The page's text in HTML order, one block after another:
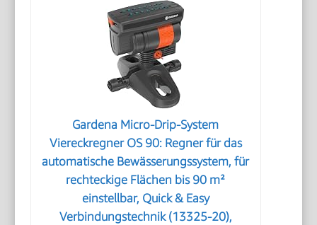
Gardena Micro-Drip-System
Viereckregner OS 90: Regner für das
automatische Bewässerungssystem, für
rechteckige Flächen bis 90 m²
einstellbar, Quick & Easy
Verbindungstechnik (13325-20),